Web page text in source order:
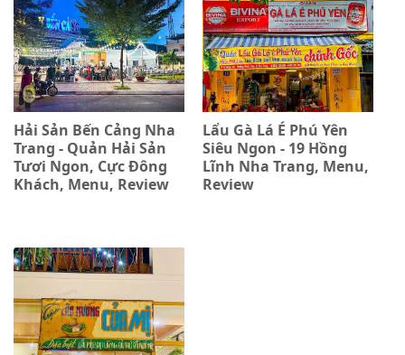
Hải Sản Bến Cảng Nha
Trang - Quản Hải Sản
Tươi Ngon, Cực Đông
Khách, Menu, Review
Lẩu Gà Lá É Phú Yên
Siêu Ngon - 19 Hồng
Lĩnh Nha Trang, Menu,
Review